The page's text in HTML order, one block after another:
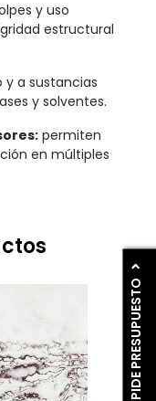
PIDE PRESUPUESTO
y uso
estructural
a sustancias
y solventes.
permiten
en múltiples